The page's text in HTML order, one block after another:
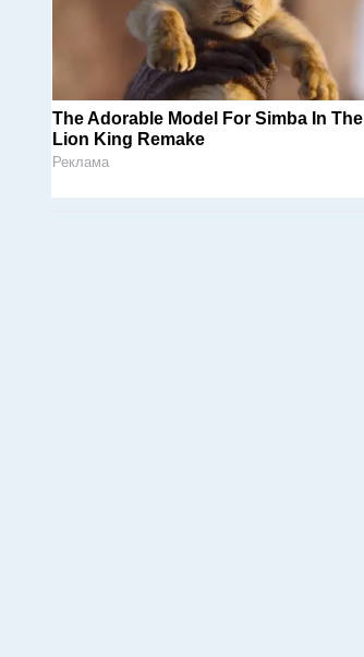
The Adorable Model For Simba In The
Lion King Remake
Реклама